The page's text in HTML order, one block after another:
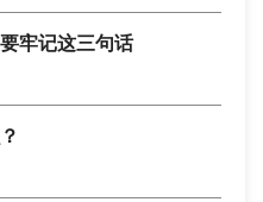
牢记这三句话